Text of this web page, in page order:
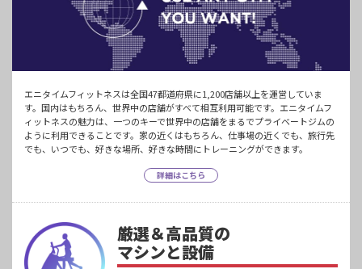
エニタイムフィットネスは全国47都道府県に1,200店舗以上を運営していま
す。国内はもちろん、世界中の店舗がすべて相互利用可能です。エニタイムフ
ィットネスの魅力は、一つのキーで世界中の店舗をまるでプライベートジムの
ように利用できることです。家の近くはもちろん、仕事場の近くでも、旅行先
でも、いつでも、好きな場所、好きな時間にトレーニングができます。
詳細はこちら
厳選＆高品質の
マシンと設備